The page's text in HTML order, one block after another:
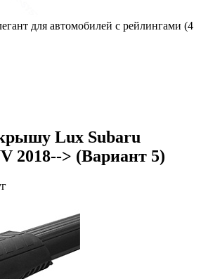
для автомобилей с рейлингами (4
Lux Subaru
2018--> (Вариант 5)